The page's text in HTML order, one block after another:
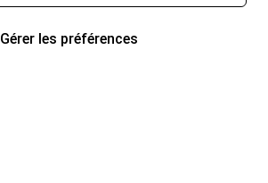
Gérer les préférences